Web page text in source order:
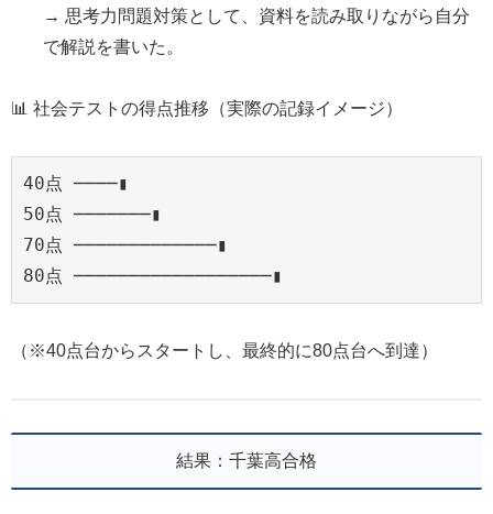
→ 思考力問題対策として、資料を読み取りながら自分
で解説を書いた。
📊 社会テストの得点推移（実際の記録イメージ）
40点 ────▮
50点 ───────▮
70点 ─────────────▮
（※40点台からスタートし、最終的に80点台へ到達）
結果：千葉高合格